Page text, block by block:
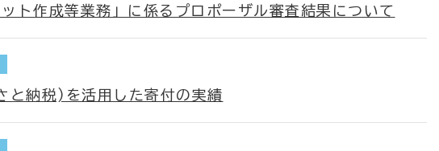
ト作成等業務」に係るプロポーザル審査結果について
と納税)を活用した寄付の実績